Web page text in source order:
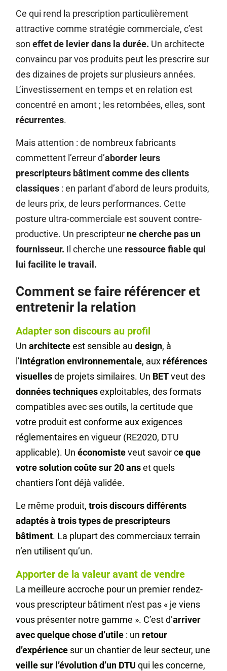
Ce qui rend la prescription particulièrement
attractive comme stratégie commerciale, c’est
soneffet de levier dans la durée. Un architecte
convaincu par vos produits peut les prescrire sur
des dizaines de projets sur plusieurs années.
L’investissement en temps et en relation est
concentré en amont ; les retombées, elles, sont
récurrentes.
Mais attention : de nombreux fabricants
commettent l’erreur d’aborder leurs
prescripteurs bâtiment comme des clients
classiques : en parlant d’abord de leurs produits,
de leurs prix, de leurs performances. Cette
posture ultra-commerciale est souvent contre-
productive. Un prescripteur ne cherche pas un
fournisseur. Il cherche une ressource fiable qui
lui facilite le travail.
Comment se faire référencer et
entretenir la relation
Adapter son discours au profil
Unarchitecteest sensible audesign, à
l’intégration environnementale, aux références
visuellesde projets similaires. Un BETveut des
données techniquesexploitables, des formats
compatibles avec ses outils, la certitude que
votre produit est conforme aux exigences
réglementaires en vigueur (RE2020, DTU
applicable). Unéconomisteveut savoir ce que
votre solution coûte sur 20 anset quels
chantiers l’ont déjà validée.
Le même produit,trois discours différents
adaptés à trois types de prescripteurs
bâtiment. La plupart des commerciaux terrain
n’en utilisent qu’un.
Apporter de la valeur avant de vendre
La meilleure accroche pour un premier rendez-
vous prescripteur bâtiment n’est pas « je viens
vous présenter notre gamme ». C’est d’arriver
avec quelque chose d’utile : un retour
d’expérience sur un chantier de leur secteur, une
veille sur l’évolution d’un DTU qui les concerne,